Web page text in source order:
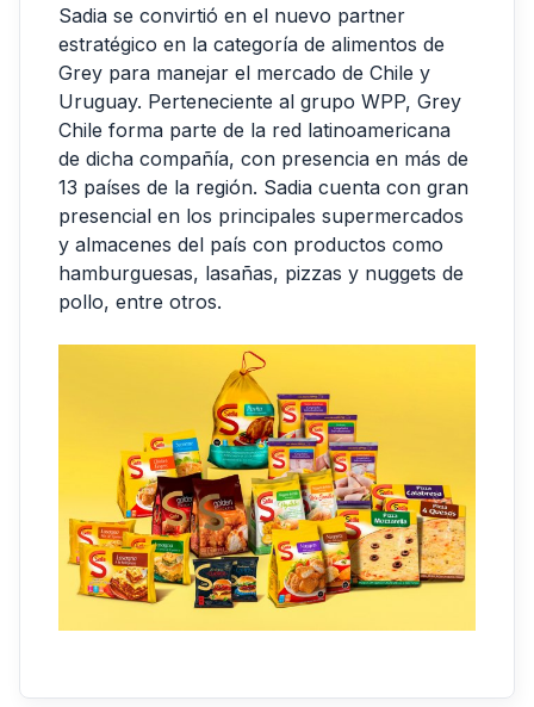
Sadia se convirtió en el nuevo partner
estratégico en la categoría de alimentos de
Grey para manejar el mercado de Chile y
Uruguay. Perteneciente al grupo WPP, Grey
Chile forma parte de la red latinoamericana
de dicha compañía, con presencia en más de
13 países de la región. Sadia cuenta con gran
presencial en los principales supermercados
y almacenes del país con productos como
hamburguesas, lasañas, pizzas y nuggets de
pollo, entre otros.